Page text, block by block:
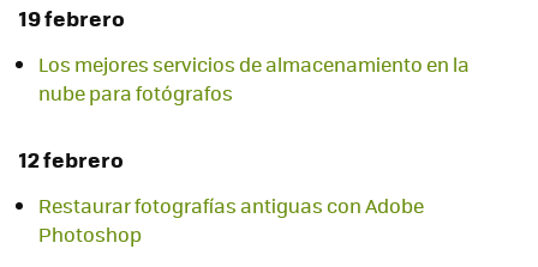
19 febrero
Los mejores servicios de almacenamiento en la
nube para fotógrafos
12 febrero
Restaurar fotografías antiguas con Adobe
Photoshop